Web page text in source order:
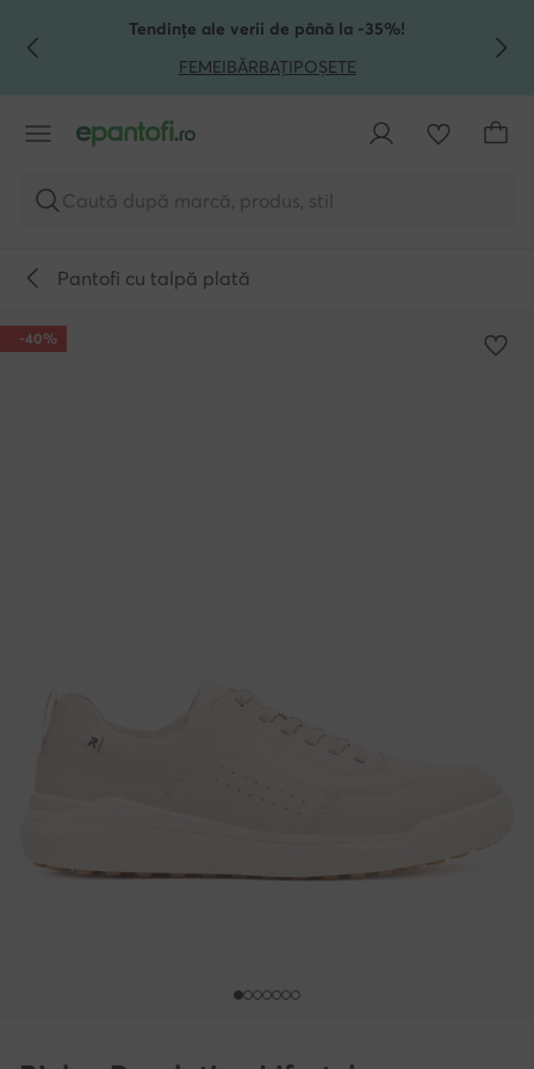
TRECI LA CONȚINUTUL PRINCIPAL
MERGI LA CĂUTARETendințe ale verii de până la -35%!
FEMEIBĂRBAȚIPOȘETE
Caută după marcă, produs, stil
Pantofi cu talpă plată
-40%